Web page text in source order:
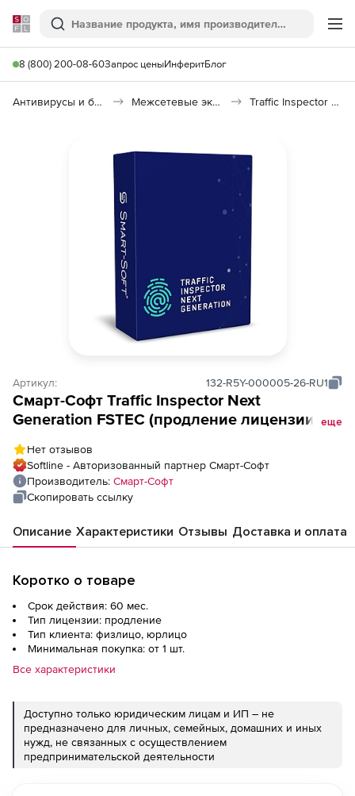
Softline
Поиск
8 (800) 200-08-60Запрос ценыИнферитБлог
Антивирусы и безопасность Межсетевые экраны Traffic Inspector Next Generation
Артикул: 132-R5Y-000005-26-RU1
Смарт-Cофт Traffic Inspector Next
Generation FSTEC (продление лицензии на
5 учетных записей
еще
Нет отзывов
Softline - Авторизованный партнер Смарт-Cофт
Производитель: Смарт-Cофт
Скопировать ссылку
Описание Характеристики Отзывы Доставка и оплата
Коротко о товаре
Срок действия: 60 мес.
Тип лицензии: продление
Тип клиента: физлицо, юрлицо
Минимальная покупка: от 1 шт.
Все характеристики
Доступно только юридическим лицам и ИП – не
предназначено для личных, семейных, домашних и иных
нужд, не связанных с осуществлением
предпринимательской деятельности